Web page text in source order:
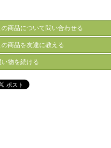
の商品について問い合わせる
の商品を友達に教える
い物を続ける